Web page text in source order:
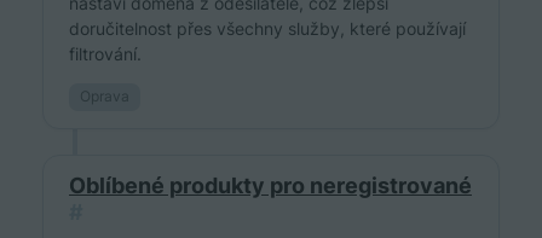
doručitelnost přes všechny služby, které používají
filtrování.
Oprava
Oblíbené produkty pro neregistrované